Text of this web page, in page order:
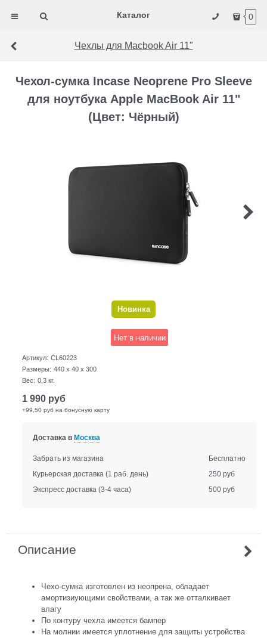
Каталог 0
Чехлы для Macbook Air 11"
Чехол-сумка Incase Neoprene Pro Sleeve
для ноутбука Apple MacBook Air 11"
(Цвет: Чёрный)
Новинка
Нет в наличии
Артикул: CL60223
Размеры: 440 x 40 x 300
Вес: 0,3 кг.
1 990 руб
+99,50 руб на бонусную карту
Доставка в Москва
Забрать из магазина
Бесплатно
Курьерская доставка (1 раб. день)
250 руб
Экспресс доставка (3-4 часа) 500 руб
Описание
Чехо-сумка изготовлен из неопрена, обладает
амортизиующими свойствами, а так же отталкивает
влагу
По контуру чехла имеется бампер
На молнии имеется уплотнение для защиты устройства